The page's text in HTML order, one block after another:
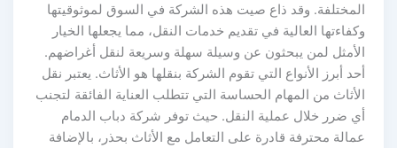
المختلفة. وقد ذاع صيت هذه الشركة في السوق لموثوقيتها
وكفاءتها العالية في تقديم خدمات النقل، مما يجعلها الخيار
الأمثل لمن يبحثون عن وسيلة سهلة وسريعة لنقل أغراضهم.
أحد أبرز الأنواع التي تقوم الشركة بنقلها هو الأثاث. يعتبر نقل
الأثاث من المهام الحساسة التي تتطلب العناية الفائقة لتجنب
أي ضرر خلال عملية النقل. حيث توفر شركة دباب الدمام
عمالة محترفة قادرة على التعامل مع الأثاث بحذر، بالإضافة